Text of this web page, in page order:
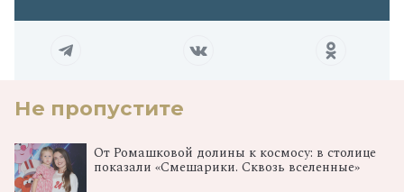
Не пропустите
От Ромашковой долины к космосу: в столице
показали «Смешарики. Сквозь вселенные»